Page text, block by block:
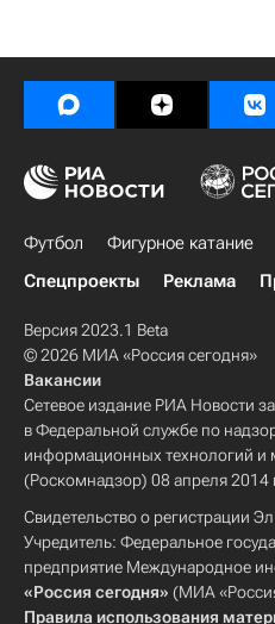
Футбол Фигурное катание
Спецпроекты
Реклама
Версия 2023.1 Beta
© 2026 МИА «Россия сегодня»
Вакансии
Сетевое издание РИА Новости
в Федеральной службе по
информационных технологий и
(Роскомнадзор) 08 апреля 2014
Свидетельство о регистрации
Учредитель: Федеральное
предприятие Международное
«Россия сегодня» (МИА
Правила использования